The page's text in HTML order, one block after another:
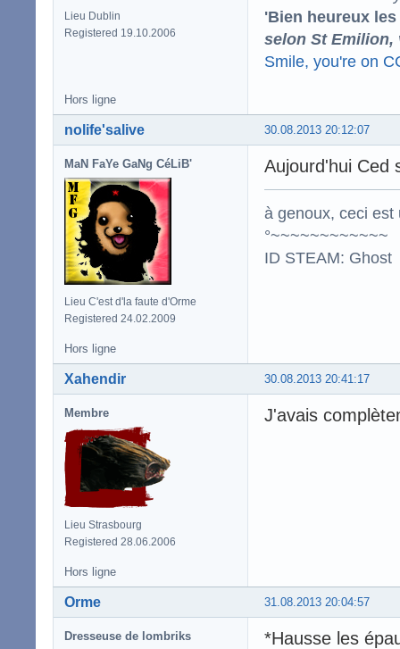
Lieu Dublin
Registered 19.10.2006
'Bien heureux
selon St Emilion,
Smile, you're on
Hors ligne
30.08.2013 20:12:07
nolife'salive
MaN FaYe GaNg CéLiB'
Lieu C'est d'la faute d'Orme
Registered 24.02.2009
Aujourd'hui Ced
à genoux, ceci est
°~~~~~~~~~~~~
ID STEAM: Ghost
Hors ligne
30.08.2013 20:41:17
Xahendir
Membre
Lieu Strasbourg
Registered 28.06.2006
J'avais
Hors ligne
31.08.2013 20:04:57
Orme
Dresseuse de lombriks
*Hausse les